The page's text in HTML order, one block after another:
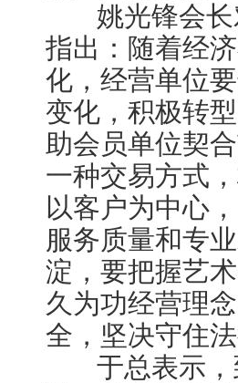
到访北拍协
征集活动的通知
拍协党支部参加第一联合党委赴京客隆专题
源——北京市商业服务业行业协会第一联合党
会长参加北工商商学院与中国国新举办的数
交流座谈会在成都召开
系列活动之九——走进理事单位北京鸿盛祥国际
锋会长参加中拍协王波会长一行对阿里巴巴调
的通知（第二批正式启动）
”系列活动之八——走访会员单位北京懋隆拍卖有
国拍卖行业协会工作会上的交流发言稿
业协会工作会”——姚光锋会长做交流发言
姚光锋会长
指出：随着经
化，经营单位
变化，积极转
助会员单位契
一种交易方式
以客户为中心
服务质量和专
淀，要把握艺
久为功经营理
全，坚决守住
于总表示，